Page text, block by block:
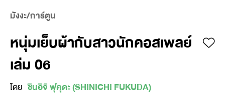
มังงะ/การ์ตูน
หนุ่มเย็บผ้ากับสาวนักคอสเพลย์
เล่ม 06
โดย ชินอิจิ ฟุคุดะ (SHINICHI FUKUDA)